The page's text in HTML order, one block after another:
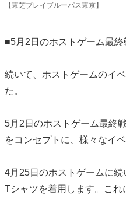
【東芝ブレイブルーパス東京】
■5月2日のホストゲーム最
続いて、ホストゲームのイ
た。
5月2日のホストゲーム最終
をコンセプトに、様々なイ
4月25日のホストゲームに
Tシャツを着用します。こ